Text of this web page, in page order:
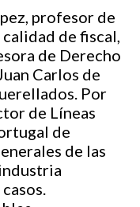
profesor de
de fiscal,
de Derecho
Carlos de
Por
de Líneas
de
de las